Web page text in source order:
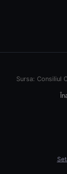
Sursa: Consiliul